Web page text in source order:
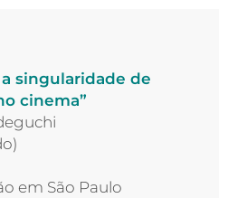
singularidade de
cinema”
em São Paulo